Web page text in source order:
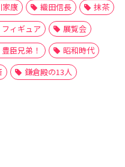
家康 織田信長
抹茶
フィギュア
展覧会
豊臣兄弟！
昭和時代
鎌倉殿の13人